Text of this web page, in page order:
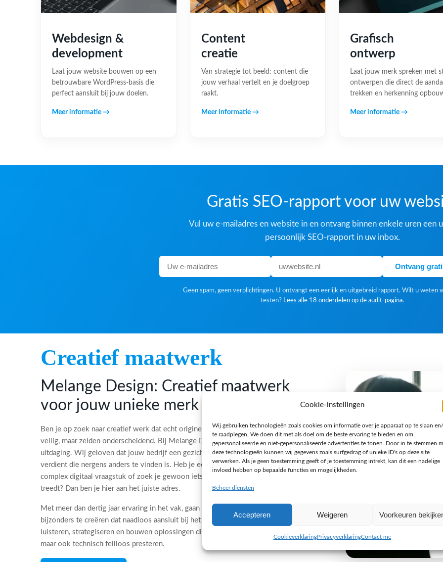
Cookie-instellingen
Wij gebruiken technologieën zoals cookies om informatie over je apparaat op te slaan
te raadplegen. We doen dit met als doel om de beste ervaring te bieden en om
gepersonaliseerde en niet-gepersonaliseerde advertenties te tonen. Door in te stemmen
deze technologieën kunnen wij gegevens zoals surfgedrag of unieke ID's op deze site
verwerken. Als je geen toestemming geeft of je toestemming intrekt, kan dit een nadelige
invloed hebben op bepaalde functies en mogelijkheden.
Beheer diensten
Accepteren Weigeren Voorkeuren
CookieverklaringPrivacyverklaringContact me
Webdesign &
development
Laat jouw website bouwen op een
betrouwbare WordPress-basis die
perfect aansluit bij jouw doelen.
Meer informatie →
Content
creatie
Van strategie tot beeld: content die
jouw verhaal vertelt en je doelgroep
raakt.
Meer informatie →
Grafisch
ontwerp
Laat jouw merk spreken met
ontwerpen die direct de
trekken en herkenning
Meer informatie →
Gratis SEO-rapport voor uw
Vul uw e-mailadres en website in en ontvang binnen enkele uren een
persoonlijk SEO-rapport in uw inbox.
Ontvang
Geen spam, geen verplichtingen. U ontvangt een eerlijk en uitgebreid rapport. Wilt u weten
testen? Lees alle 18 onderdelen op de audit-pagina.
Creatief maatwerk
Melange Design: Creatief maatwerk
voor jouw unieke merk
Ben je op zoek naar creatief werk dat echt origineel is? Een standaardoplossing is
veilig, maar zelden onderscheidend. Bij Melange Design houden we van een
uitdaging. Wij geloven dat jouw bedrijf een gezicht, een verhaal en een techniek
verdient die nergens anders te vinden is. Heb je een bijzondere opdracht, een
complex digitaal vraagstuk of zoek je gewoon iets dat buiten de gebaande paden
treedt? Dan ben je hier aan het juiste adres.
Met meer dan dertig jaar ervaring in het vak, gaan wij de uitdaging aan om iets
bijzonders te creëren dat naadloos aansluit bij het DNA van jouw organisatie. Wij
luisteren, strategiseren en bouwen oplossingen die niet alleen visueel indruk maken,
maar ook technisch feilloos presteren.